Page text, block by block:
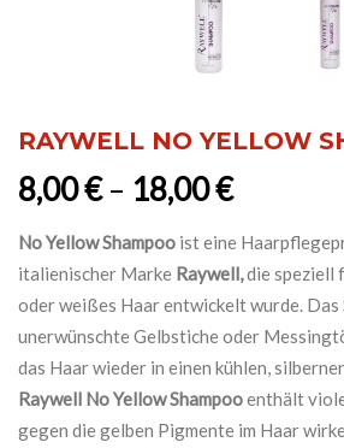
RAYWELL NO YELLOW
8,00€– 18,00€
No Yellow Shampoo ist eine
italienischer Marke Raywell,die speziell
oder weißes Haar entwickelt wurde.
unerwünschte Gelbstiche oder
das Haar wieder in einen kühlen,
Raywell No Yellow Shampooenthält
gegen die gelben Pigmente im Haar